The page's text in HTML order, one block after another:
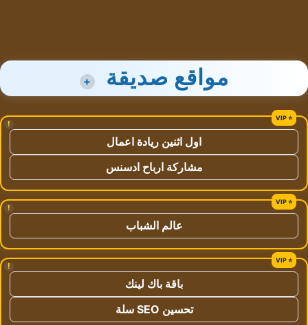
مواقع صديقة +
!
اول اثنين ريادة اعمال
مشاركة ارباح ادسنس
!
عالم الشباب
!
باقة باك لينك
تحسين SEO سلة